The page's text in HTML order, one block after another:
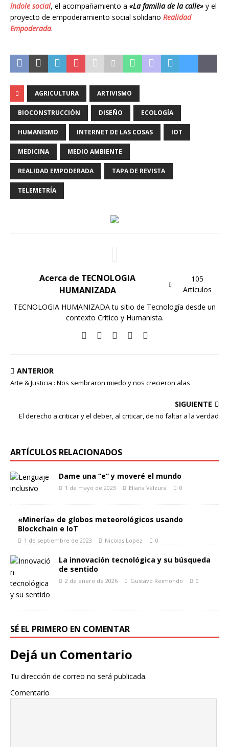
índole social, el acompañamiento a «La familia de la calle» y el
proyecto de empoderamiento social solidario Realidad
Empoderada.
AGRICULTURA ARTIVISMO
BIOCONSTRUCCIÓN DISEÑO ECOLOGÍA
HUMANISMO INTERNET DE LAS COSAS IOT
MEDICINA MEDIO AMBIENTE
REALIDAD EMPODERADA TAPA DE REVISTA
TELEMETRÍA
Acerca de TECNOLOGIA
HUMANIZADA
105
Artículos
TECNOLOGIA HUMANIZADA tu sitio de Tecnología desde un
contexto Crítico y Humanista.
ANTERIOR
Arte & Justicia : Nos sembraron miedo y nos crecieron alas
SIGUIENTE
El derecho a criticar y el deber, al criticar, de no faltar a la verdad
ARTÍCULOS RELACIONADOS
Dame una “e” y moveré el mundo
1 de mayo de 2023 Eliana Valzura 0
«Minería» de globos meteorológicos usando
Blockchain e IoT
1 de septiembre de 2023 Nicolas Lopez 0
La innovación tecnológica y su búsqueda
de sentido
2 de enero de 2026 Gustavo Reimondo 0
SÉ EL PRIMERO EN COMENTAR
Dejá un Comentario
Tu dirección de correo no será publicada.
Comentario